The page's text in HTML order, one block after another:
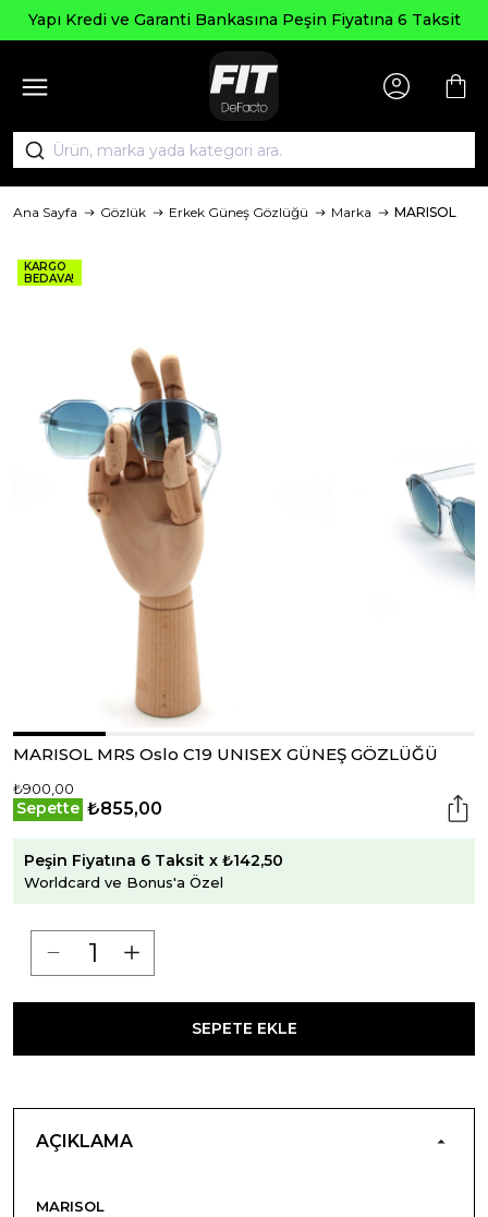
Garanti Bankasına Peşin Fiyatına 6 Taksit
Ana Sayfa Gözlük Erkek Güneş Gözlüğü Marka MARISOL
KARGO
BEDAVA!
MARISOL MRS Oslo C19 UNISEX GÜNEŞ GÖZLÜĞÜ
₺900,00
Sepette ₺855,00
Peşin Fiyatına 6 Taksit x ₺142,50
Worldcard ve Bonus'a Özel
SEPETE EKLE
AÇIKLAMA
MARISOL